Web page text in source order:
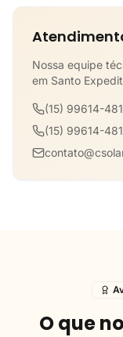
Nossa equipe
em Santo
(15) 99614-
(15) 99614-
O que